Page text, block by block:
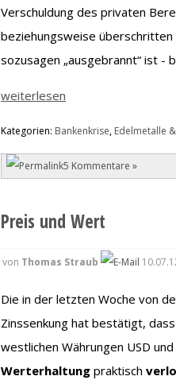
Verschuldung des privaten
beziehungsweise
sozusagen „ausgebrannt“ ist -
weiterlesen
Kategorien: Bankenkrise, Edelmetalle
5 Kommentare »
Preis und Wert
von Thomas Straub
Die in der letzten Woche von
Zinssenkung hat bestätigt,
westlichen Währungen USD
Werterhaltung praktisch